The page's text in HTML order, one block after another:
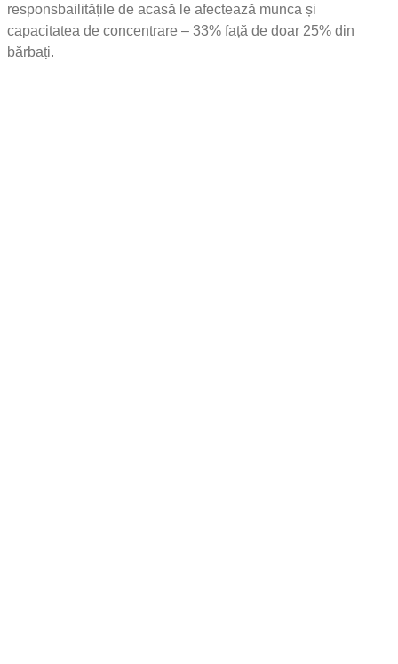
responsbailitățile de acasă le afectează munca și
capacitatea de concentrare – 33% față de doar 25% din
bărbați.